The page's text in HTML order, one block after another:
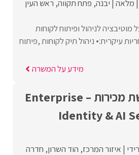
מלאה יבנה פתח תקווה ראש העין
מוטיבציה לניהול ופיתוח לקוחות
עיקרית:• ניהול תיק לקוחות ,פיתוח
מידע על המשרה
איש/אשת מכירות Enterprise –
Identity & AI
איזור המרכז הוד השרון חדרה